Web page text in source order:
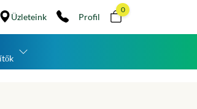
Üzleteink Profil
0